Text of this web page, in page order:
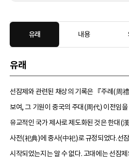
유래 내용
유래
선잠제와 관련된 채상의 기록은 『주례(周
보여, 그 기원이 중국의 주대(周代) 이전임
유교적인 국가 제사로 제도화된 것은 한대(
사전(祀典)에 중사(中祀)로 규정되었다.선
시작되었는지는 알 수 없다. 고대에는 선잠